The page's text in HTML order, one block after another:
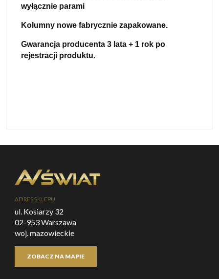
wyłącznie parami
Kolumny nowe fabrycznie zapakowane.
Gwarancja producenta 3 lata + 1 rok po
rejestracji produktu.
ADRES SKLEPU
ul. Kosiarzy 32
02-953 Warszawa
woj. mazowieckie
ZOBACZ NA MAPIE